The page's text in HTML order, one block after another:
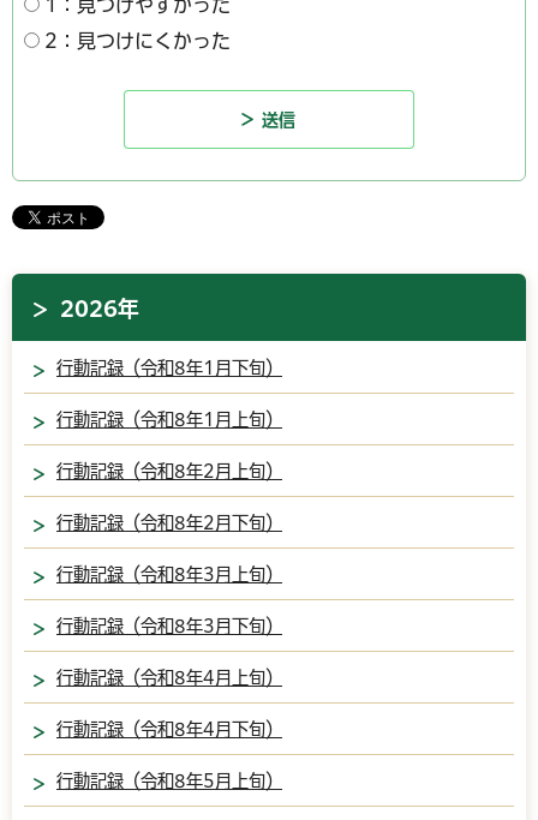
1：見つけやすかった
2：見つけにくかった
2026年
行動記録（令和8年1月下旬）
行動記録（令和8年1月上旬）
行動記録（令和8年2月上旬）
行動記録（令和8年2月下旬）
行動記録（令和8年3月上旬）
行動記録（令和8年3月下旬）
行動記録（令和8年4月上旬）
行動記録（令和8年4月下旬）
行動記録（令和8年5月上旬）